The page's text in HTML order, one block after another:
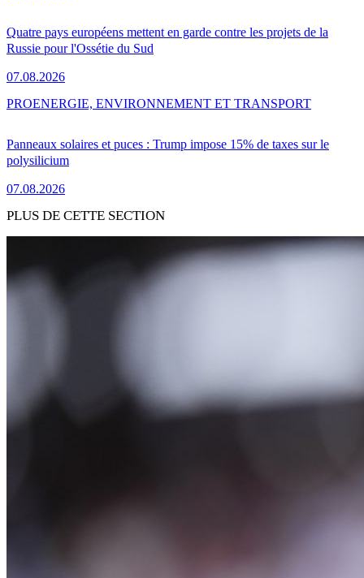
Quatre pays européens mettent en garde contre les projets de la
Russie pour l'Ossétie du Sud
07.08.2026
Panneaux solaires et puces : Trump impose 15% de taxes sur le
polysilicium
07.08.2026
PROENERGIE, ENVIRONNEMENT ET TRANSPORT
PLUS DE CETTE SECTION